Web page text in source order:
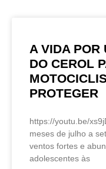
A VIDA POR
DO CEROL
PROTEGER
https://youtu.be/
meses de julho a
ventos fortes e
adolescentes às